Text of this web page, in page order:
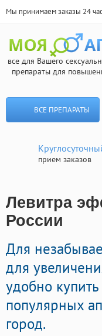
Мы принимаем заказы 24
все для Вашего
препараты для
ВСЕ ПРЕПАРАТЫ
прием заказов
Левитра
России
Для
для
удобно
популярных
город.